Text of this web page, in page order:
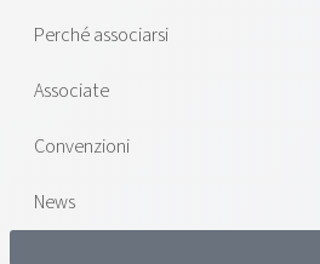
Perché associarsi
Associate
Convenzioni
News